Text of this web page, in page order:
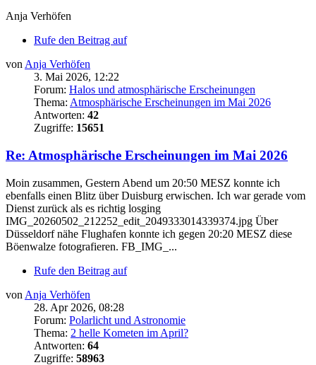
Anja Verhöfen
Rufe den Beitrag auf
von Anja Verhöfen
3. Mai 2026, 12:22
Forum: Halos und atmosphärische Erscheinungen
Thema: Atmosphärische Erscheinungen im Mai 2026
Antworten: 42
Zugriffe: 15651
Re: Atmosphärische Erscheinungen im Mai 2026
Moin zusammen, Gestern Abend um 20:50 MESZ konnte ich
ebenfalls einen Blitz über Duisburg erwischen. Ich war gerade vom
Dienst zurück als es richtig losging
IMG_20260502_212252_edit_2049333014339374.jpg Über
Düsseldorf nähe Flughafen konnte ich gegen 20:20 MESZ diese
Böenwalze fotografieren. FB_IMG_...
Rufe den Beitrag auf
von Anja Verhöfen
28. Apr 2026, 08:28
Forum: Polarlicht und Astronomie
Thema: 2 helle Kometen im April?
Antworten: 64
Zugriffe: 58963